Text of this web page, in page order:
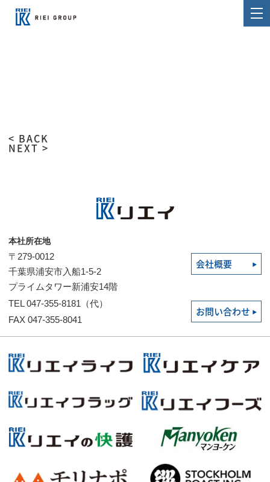
< BACK
NEXT >
本社所在地
〒279-0012
千葉県浦安市入船1-5-2
プライムタワー新浦安14階
会社概要
TEL 047-355-8181（代）
FAX 047-355-8041
お問い合わせ